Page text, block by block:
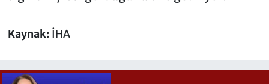
Kaynak: İHA